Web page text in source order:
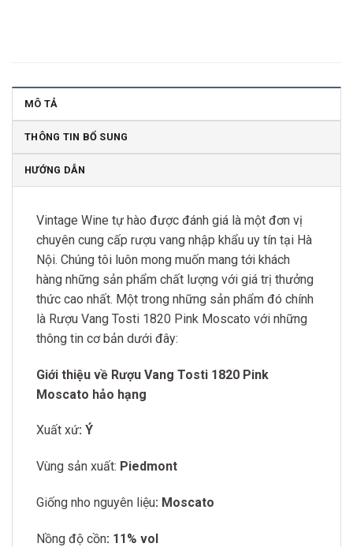
MÔ TẢ
THÔNG TIN BỔ SUNG
HƯỚNG DẪN
Vintage Wine tự hào được đánh giá là một đơn vị
chuyên cung cấp rượu vang nhập khẩu uy tín tại Hà
Nội. Chúng tôi luôn mong muốn mang tới khách
hàng những sản phẩm chất lượng với giá trị thưởng
thức cao nhất. Một trong những sản phẩm đó chính
là Rượu Vang Tosti 1820 Pink Moscato với những
thông tin cơ bản dưới đây:
Giới thiệu về Rượu Vang Tosti 1820 Pink
Moscato hảo hạng
Xuất xứ: Ý
Vùng sản xuất: Piedmont
Giống nho nguyên liệu: Moscato
Nồng độ cồn: 11% vol